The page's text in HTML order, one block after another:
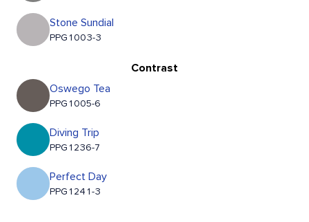
Stone Sundial
PPG1003-3
Contrast
Oswego Tea
PPG1005-6
Diving Trip
PPG1236-7
Perfect Day
PPG1241-3